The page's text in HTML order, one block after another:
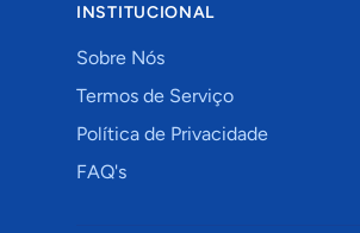
INSTITUCIONAL
Sobre Nós
Termos de Serviço
Política de Privacidade
FAQ's